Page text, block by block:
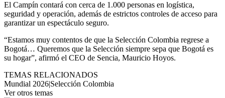
El Campín contará con cerca de 1.000 personas en logística,
seguridad y operación, además de estrictos controles de acceso para
garantizar un espectáculo seguro.
“Estamos muy contentos de que la Selección Colombia regrese a
Bogotá… Queremos que la Selección siempre sepa que Bogotá es
su hogar”, afirmó el CEO de Sencia, Mauricio Hoyos.
TEMAS RELACIONADOS
Mundial 2026|Selección Colombia
Ver otros temas